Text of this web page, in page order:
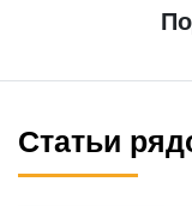
Статьи